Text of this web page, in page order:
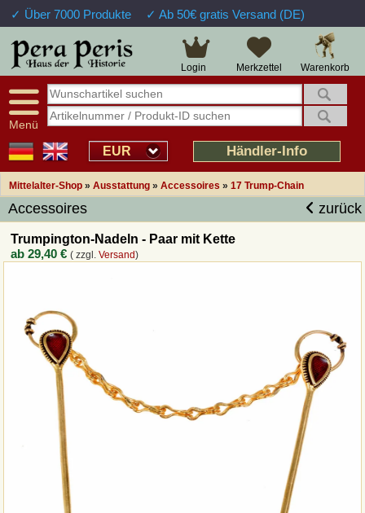
✓ Über 7000 Produkte ✓ Ab 50€ gratis Versand (DE)
Warenkorb
Merkzettel
Login
Menü
EUR Händler-Info
Mittelalter-Shop » Ausstattung » Accessoires » 17 Trump-Chain
Accessoires zurück
Trumpington-Nadeln - Paar mit Kette
ab29,40 € ( zzgl.Versand)
Große Auswahl
Verfügbarkeitsanzeige
Sendungsverfolgung
Intelligente Navigation
Freundlicher Service
14 Tage Widerrufsrecht
Über 25 Jahre Erfahrung
Schnelle Rücküberweisung
Kulant bei Retouren
Prof. Auftragsabwicklung
Übersicht Mittelalter-Produkte
Impressum
Widerrufsfunktion
Rückruf-Service
Zahlungsweisen